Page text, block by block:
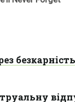
безкарність